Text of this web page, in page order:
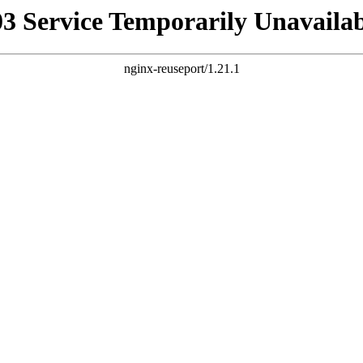
Service Temporarily
nginx-reuseport/1.21.1